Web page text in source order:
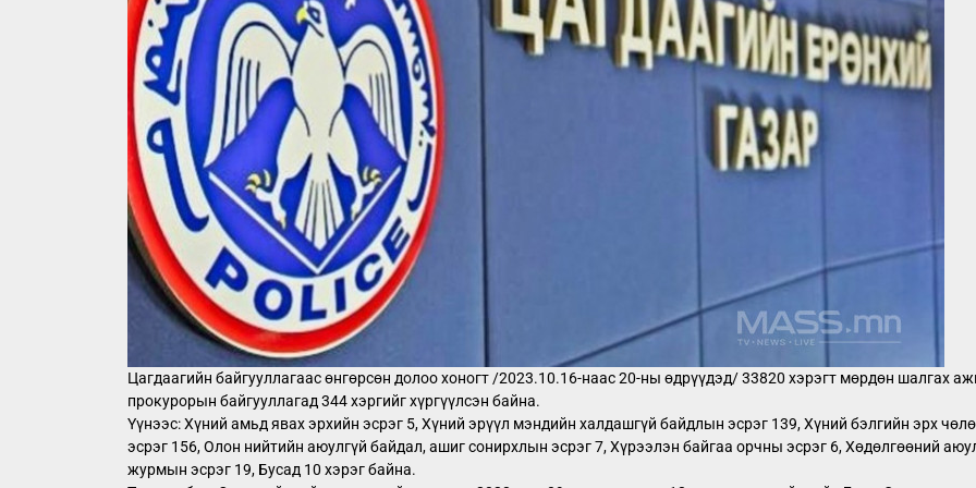
Цагдаагийн байгууллагаас өнгөрсөн долоо хоногт /2023.10.16-наас 20-ны өдрүүдэд/ 33820 хэрэгт мөрдөн шалгах
прокурорын байгууллагад 344 хэргийг хүргүүлсэн байна.
Үүнээс: Хүний амьд явах эрхийн эсрэг 5, Хүний эрүүл мэндийн халдашгүй байдлын эсрэг 139, Хүний бэлгийн эрх
эсрэг 156, Олон нийтийн аюулгүй байдал, ашиг сонирхлын эсрэг 7, Хүрээлэн байгаа орчны эсрэг 6, Хөдөлгөөний
журмын эсрэг 19, Бусад 10 хэрэг байна.